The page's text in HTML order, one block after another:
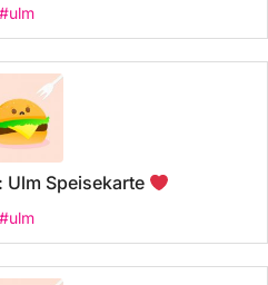
#ulm
Ulm Speisekarte
#ulm